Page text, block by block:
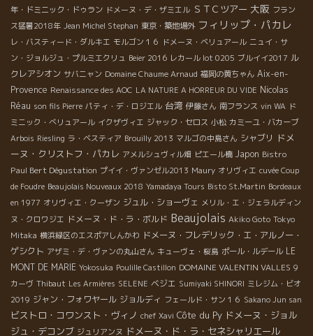
年・ドミニック・ドゥラン ドメーヌ・デ・ザミエル ＳＴＣツアー 大阪 フラン
ス猛暑2018年 Jean Michel Stephan 東京・築地場外 フィリップ・パカレ
レ・バスティード・ダルキエ モルゴン１６ ドメーヌ・ベリュアール ニュイ・サ
ン・ジョルジュ・プルミエクリュ Beier 2016 レカール lot 0205 ブルイイ2017 ル
クレアシオン サバニャン Domaine Chaume Arnaud 福岡の黄ちゃん Aix-en-
Provence Renaissance des AOC LA NATURE A HORREUR DU VIDE Nicolas
Réau son fils Pierre パティ・デ・ロジエル 台湾 伊藤さん 南フランス vin WA ド
ミニック・べリュアール イクザヴィエ ジャック・セロス 小松 カミーユ・バカーブ
Arbois Riesling ラ・ベスティア Brouilly 2013 マルゴの中島さん シャブリ ドメ
ーヌ・クリストフ・パカレ アメルシュヴィル畑 ピエール橋 Japon Bistro
Paul Bert Dégustation プイイ・ヴァンゼル2013 Maury オリヴィエ cuvée Coup
de Foudre Beaujolais Nouveaux 2018 Yamadaya Tours Bisto St.Martin Bordeaux
en 1977 オリヴィエ・クーザン ジュル・ショーヴェ メリル・エ・ジェラルディン
ヌ・クロワジエ ドメーヌ・ド・ラ・ボルド Beaujolais Akiko Goto Tokyo
Mitaka 横浜緑区のエスポアしんかわ ドメーヌ・フレデリック・エ・アルノー・
ゲシクト アザミ・デ・ヴァンの丸山さん キューヴェ・桜島 ポール・ルデール LE
MONT DE MARIE Yokosuka Poulille Castillon DOMAINE VALENTIN VALLES 9
カーヴ Thibaut Les Armières SELENE ベジエ Sumiyaki SHINORI ミレジム・ビオ
2019 ジャン・フォワヤール ジョルディ フェールド・サン１６ Sakano Jun san
ビストロ・コワンスト・ヴィノ chef Xavi Côte du Py ドメーヌ・ジョル
ジュ・デコンブ ジュリアンヌ ドメーヌ・ド・ラ・セネシャリエール